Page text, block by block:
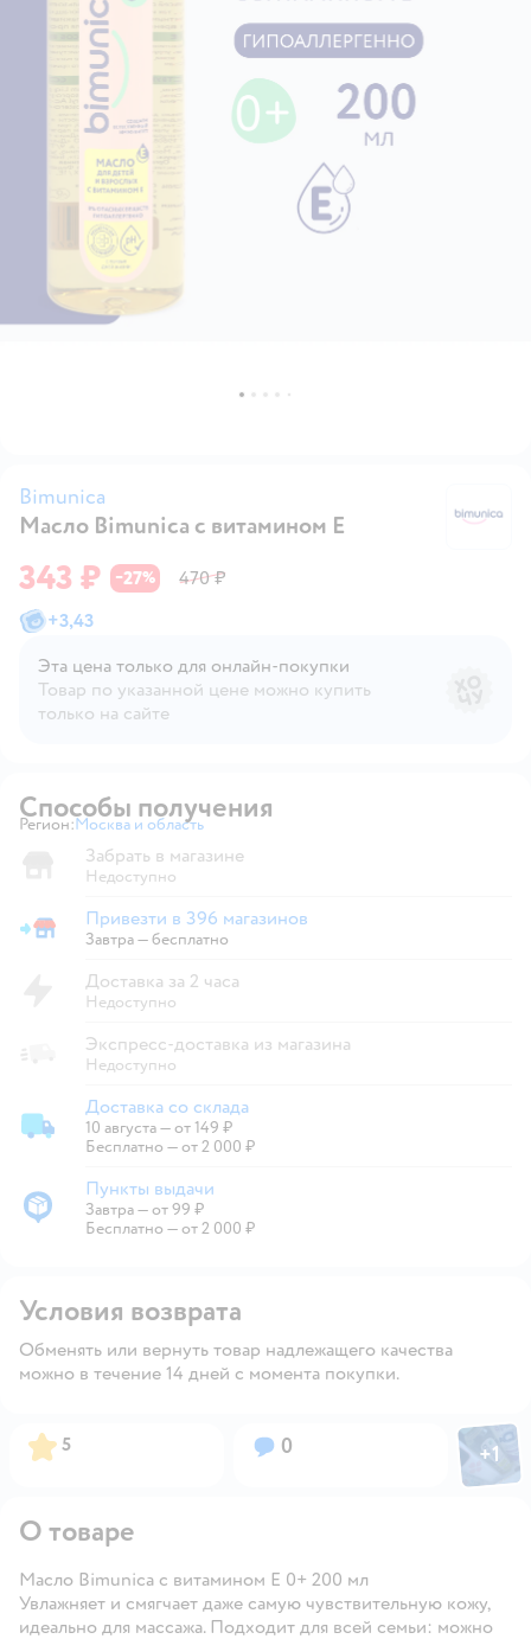
Bimunica
Масло Bimunica с витамином Е
343 ₽ −27%
470 ₽
+3,43
Эта цена только для онлайн‑покупки
Товар по указанной цене можно купить
только на сайте
Способы получения
Регион: Выбор адреса доставки.
Москва и область
Забрать в магазине
Недоступно
Привезти в магазин
Привезти в 396 магазинов
Завтра—бесплатно
Доставка за 2 часа
Недоступно
Экспресс-доставка из магазина
Недоступно
Доставка со склада
Доставка со склада
10 августа—от 149 ₽
Бесплатно — от 2 000 ₽
Пункты выдачи
Пункты выдачи
Завтра—от 99 ₽
Бесплатно — от 2 000 ₽
Условия возврата
Обменять или вернуть товар надлежащего качества
можно в течение 14 дней с момента покупки.
Рейтинг:
5 Вопросов:
0 Фото
+1
О товаре
Масло Bimunica с витамином Е 0+ 200 мл
Увлажняет и смягчает даже самую чувствительную кожу,
идеально для массажа. Подходит для всей семьи: можно